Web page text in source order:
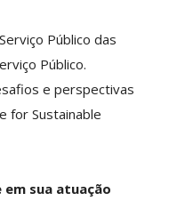
Público das
Público.
e perspectivas
for Sustainable
sua atuação